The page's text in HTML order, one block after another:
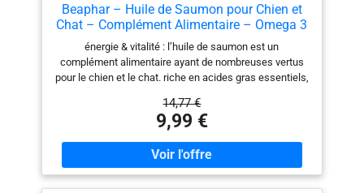
Beaphar – Huile de Saumon pour Chien et
Chat – Complément Alimentaire – Omega 3
et 6 – Bénéfique sur Le système Cardio-
vasculaire, Le Pelage et Les articulations –
Apport énergétique – 430 ML
énergie & vitalité : l’huile de saumon est un
complément alimentaire ayant de nombreuses vertus
pour le chien et le chat. riche en acides gras essentiels,
excellente santé : recommandée pour un pelage
brillant, elle soutient le fonctionnement du système
cardiovasculaire et favorise la mobilité des
articulations chez nos chiens et nos chats. conseils
d’utilisation : administrer l'huile 1 fois par jour sur la
nourriture ou bien directement dans la gueule de
14,77 €
9,99 €